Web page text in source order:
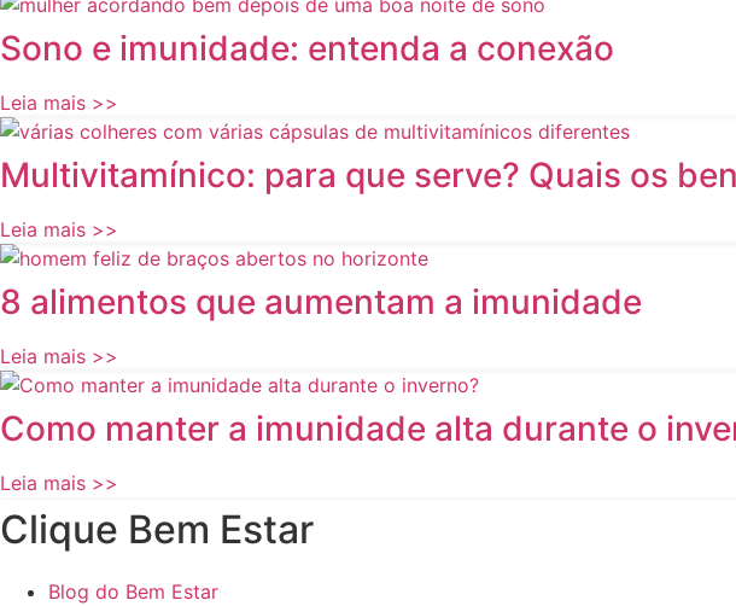
Sono e imunidade: entenda a conexão
Leia mais >>
Multivitamínico: para que serve? Quais os
Leia mais >>
8 alimentos que aumentam a imunidade
Leia mais >>
Como manter a imunidade alta durante o
Leia mais >>
Clique Bem Estar
Blog do Bem Estar